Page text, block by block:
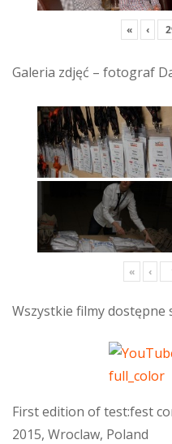
« ‹
Galeria zdjęć – fotograf
« ‹
Wszystkie filmy dostępne
First edition of test:fest
2015, Wroclaw, Poland